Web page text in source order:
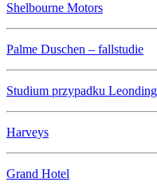
Shelbourne Motors
Palme Duschen – fallstudie
Studium przypadku Leonding
Harveys
Grand Hotel